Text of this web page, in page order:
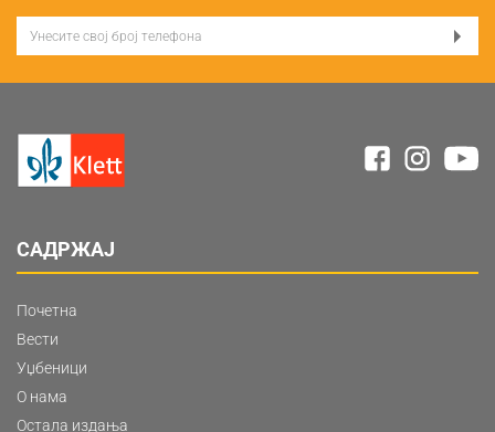
САДРЖАЈ
Почетна
Вести
Уџбеници
О нама
Остала издања